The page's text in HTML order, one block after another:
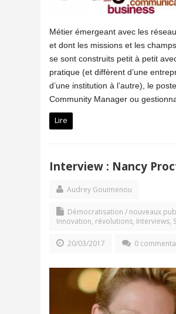
Métier émergeant avec les
et dont les missions et les
se sont construits petit à petit
pratique (et diffèrent d’une
d’une institution à l’autre), le
Community Manager ou
Lire
Interview : Nancy
Audrey Gouimenou
Démocratisation / nouveaux
Innovation, révolutions, Interviews,
20/03/2017 0